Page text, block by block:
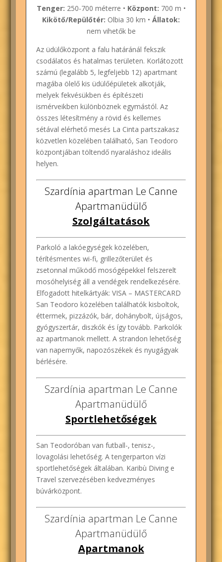
Tenger: 250-700 méterre • Központ: 700 m •
Kikötő/Repülőtér: Olbia 30 km • Állatok:
nem vihetők be
Az üdülőközpont a falu határánál fekszik
csodálatos és hatalmas területen. Korlátozott
számú (legalább 5, legfeljebb 12) apartmant
magába ölelő kis üdülőépületek alkotják,
melyek fekvésükben és építészeti
ismérveikben különböznek egymástól. Az
összes létesítmény a rövid és kellemes
sétával elérhető mesés La Cinta partszakasz
közvetlen közelében található, San Teodoro
központjában töltendő nyaraláshoz ideális
helyen.
Szardínia apartman Le Canne
Apartmanüdülő
Szolgáltatások
Parkoló a lakóegységek közelében,
térítésmentes wi-fi, grillezőterület és
zsetonnal működő mosógépekkel felszerelt
mosóhelyiség áll a vendégek rendelkezésére.
Elfogadott hitelkártyák: VISA – MASTERCARD
San Teodoro közelében találhatók kisboltok,
éttermek, pizzázók, bár, dohánybolt, újságos,
gyógyszertár, diszkók és így tovább. Parkolók
az apartmanok mellett. A strandon lehetőség
van napernyők, napozószékek és nyugágyak
bérlésére.
Szardínia apartman Le Canne
Apartmanüdülő
Sportlehetőségek
San Teodoróban van futball-, tenisz-,
lovagolási lehetőség. A tengerparton vízi
sportlehetőségek általában. Karibù Diving e
Travel szervezésében kedvezményes
búvárközpont.
Szardínia apartman Le Canne
Apartmanüdülő
Apartmanok